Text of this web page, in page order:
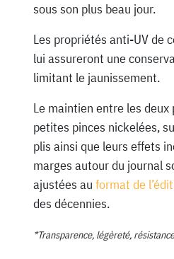
sous son plus beau jour.
Les propriétés anti-UV de
lui assureront une
limitant le jaunissement.
Le maintien entre les deux
petites pinces nickelées,
plis ainsi que leurs effets
marges autour du journal
ajustées au format de
des décennies.
*Transparence, légèreté,